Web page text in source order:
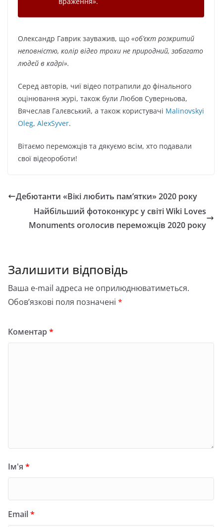
Олександр Гаврик зауважив, що «об’єкт розкритий
неповністю, колір відео трохи не природний, забагато
людей в кадрі».
Серед авторів, чиї відео потрапили до фінального
оцінювання журі, також були Любов Суверньова,
Вячеслав Галєвський, а також користувачі Malinovskyi
Oleg, AlexSyver.
Вітаємо переможців та дякуємо всім, хто подавали
свої відеороботи!
Дебютанти «Вікі любить пам’ятки» 2020 року
Найбільший фотоконкурс у світі Wiki Loves
Monuments оголосив переможців 2020 року
Залишити відповідь
Ваша e-mail адреса не оприлюднюватиметься.
Обов’язкові поля позначені *
Коментар*
Ім'я *
Email*